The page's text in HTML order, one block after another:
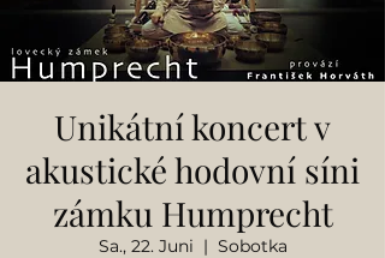
Unikátní koncert v
akustické hodovní síni
zámku Humprecht
Sa., 22. Juni
  |
Sobotka